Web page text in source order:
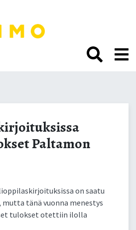
Paltamon
Paltamon
on saatu
mutta tänä vuonna menestys
tulokset otettiin ilolla